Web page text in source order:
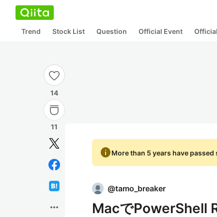
Trend Stock List Question Official Event
14
11
more_horiz
infoMore than 5 years have passed
@tamo_breaker
MacでPowerShell